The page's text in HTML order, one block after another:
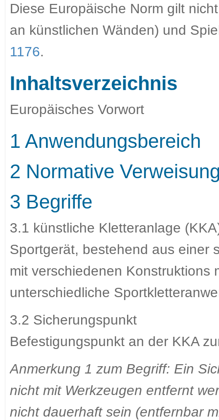
Diese Europäische Norm gilt
an künstlichen Wänden) und
1176.
Inhaltsverzeichnis
Europäisches Vorwort
1 Anwendungsbereich
2 Normative
3 Begriffe
3.1 künstliche Kletteranlage
Sportgerät, bestehend aus einer
mit verschiedenen Konstruktions
unterschiedliche
3.2 Sicherungspunkt
Befestigungspunkt an der KKA
Anmerkung 1 zum Begriff: Ein
nicht mit Werkzeugen entfernt
nicht dauerhaft sein (entfernbar